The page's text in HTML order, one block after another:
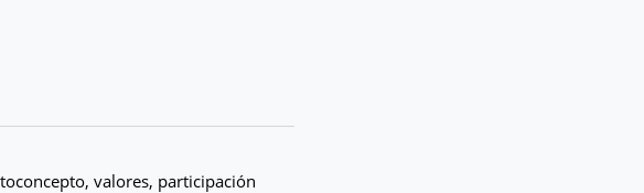
valores, participación